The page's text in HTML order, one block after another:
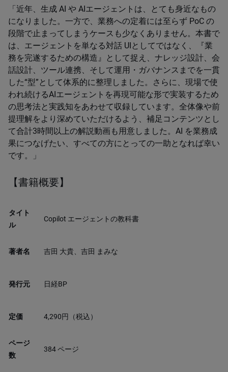
「近年、生成 AI や AIエージェントは、とても身近なもの
になりました。一方で、業務への定着には至らず PoC の
段階で止まってしまうケースも少なくありません。本書で
は、エージェントを単なる対話 UIとしてではなく、『業
務を完遂するための構造』として捉え、ナレッジ設計、会
話設計、ツール連携、そして運用・ガバナンスまでを一貫
した“型”として体系的に整理しました。さらに、現場で使
われ続けるAIエージェントを再現可能な形で実装するため
の思考法と実践知をあわせて収録しています。全体像や前
提理解をより深めていただけるよう、補足コンテンツとし
て合計3時間以上の解説動画も用意しました。AI を業務成
果につなげたい、すべての方にとっての一助となれば幸い
です。」
【書籍概要】
タイト
ル
Copilot エージェントの教科書
著者名 吉田 大貴、吉田 まみな
発行元 日経BP
定価 4,290円（税込）
ページ
数
384 ページ